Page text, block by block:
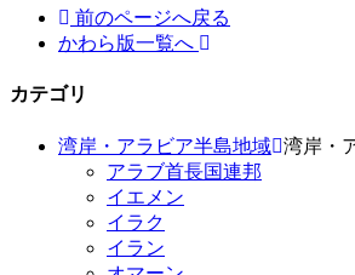
前のページへ戻る
かわら版一覧へ
カテゴリ
湾岸・アラビア半島地域 湾岸・
アラブ首長国連邦
イエメン
イラク
イラン